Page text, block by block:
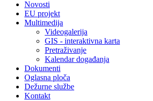
Novosti
EU projekt
Multimedija
Videogalerija
GIS - interaktivna karta
Pretraživanje
Kalendar događanja
Dokumenti
Oglasna ploča
Dežurne službe
Kontakt